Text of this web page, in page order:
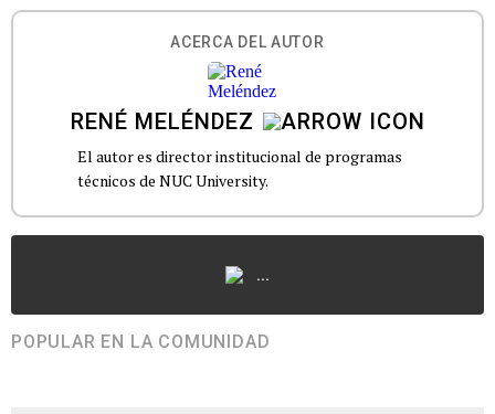
ACERCA DEL AUTOR
RENÉ MELÉNDEZ
El autor es director institucional de programas
técnicos de NUC University.
...
POPULAR EN LA COMUNIDAD